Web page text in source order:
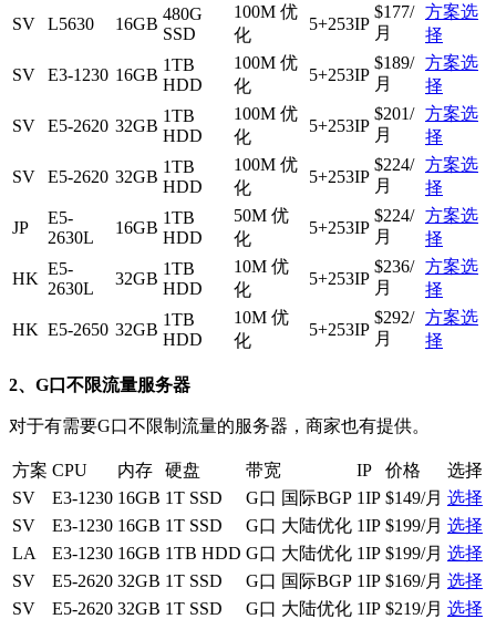
SV L5630 16GB
480G
SSD
100M 优
化
5+253IP
$177/
月
方案选
择
SV E3-1230 16GB
1TB
HDD
100M 优
化
5+253IP
$189/
月
方案选
择
SV E5-2620 32GB
1TB
HDD
100M 优
化
5+253IP
$201/
月
方案选
择
SV E5-2620 32GB
1TB
HDD
100M 优
化
5+253IP
$224/
月
方案选
择
JP
E5-
2630L
16GB
1TB
HDD
50M 优
化
5+253IP
$224/
月
方案选
择
HK
E5-
2630L
32GB
1TB
HDD
10M 优
化
5+253IP
$236/
月
方案选
择
HK E5-2650 32GB
1TB
HDD
10M 优
化
5+253IP
$292/
月
方案选
择
2、G口不限流量服务器
对于有需要G口不限制流量的服务器，商家也有提供。
方案 CPU 内存 硬盘 带宽 IP 价格
选择
SV
E3-1230 16GB 1T SSD G口 国际BGP 1IP $149/月 选择
SV
E3-1230 16GB 1T SSD G口 大陆优化 1IP $199/月 选择
LA
E3-1230 16GB 1TB HDD G口 大陆优化 1IP $199/月 选择
SV
E5-2620 32GB 1T SSD G口 国际BGP 1IP $169/月 选择
SV
E5-2620 32GB 1T SSD G口 大陆优化 1IP $219/月 选择